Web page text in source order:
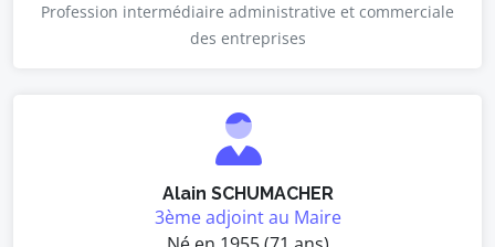
Profession intermédiaire administrative et commerciale
des entreprises
Alain SCHUMACHER
3ème adjoint au Maire